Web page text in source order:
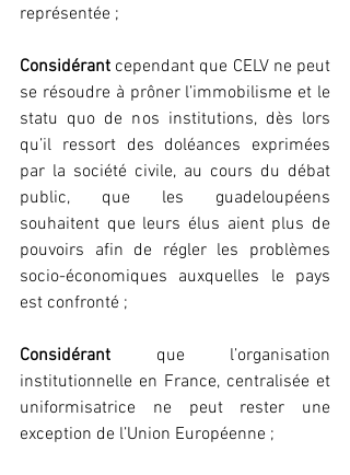
représentée ;
Considérant cependant que CELV ne peut
se résoudre à prôner l’immobilisme et le
statu quo de nos institutions, dès lors
qu’il ressort des doléances exprimées
par la société civile, au cours du débat
public, que les guadeloupéens
souhaitent que leurs élus aient plus de
pouvoirs afin de régler les problèmes
socio-économiques auxquelles le pays
est confronté ;
Considérant que l’organisation
institutionnelle en France, centralisée et
uniformisatrice ne peut rester une
exception de l’Union Européenne ;